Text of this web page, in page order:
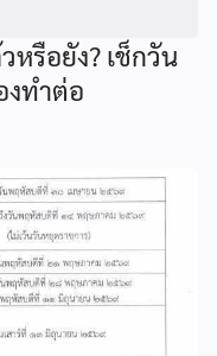
รือยัง? เช็กวัน
งทำต่อ